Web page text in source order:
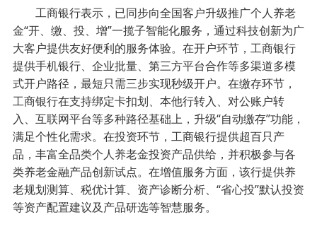
工商银行表示，已同步向全国客户升级推广个人养老
金“开、缴、投、增”一揽子智能化服务，通过科技创新为广
大客户提供友好便利的服务体验。在开户环节，工商银行
提供手机银行、企业批量、第三方平台合作等多渠道多模
式开户路径，最短只需三步实现秒级开户。在缴存环节，
工商银行在支持绑定卡扣划、本他行转入、对公账户转
入、互联网平台等多种路径基础上，升级“自动缴存”功能，
满足个性化需求。在投资环节，工商银行提供超百只产
品，丰富全品类个人养老金投资产品供给，并积极参与各
类养老金融产品创新试点。在增值服务方面，该行提供养
老规划测算、税优计算、资产诊断分析、“省心投”默认投资
等资产配置建议及产品研选等智慧服务。